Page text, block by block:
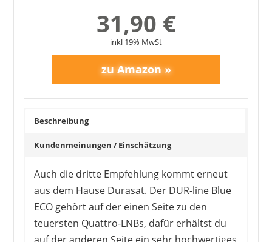
31,90 €
inkl 19% MwSt
Beschreibung
Kundenmeinungen / Einschätzung
Auch die dritte Empfehlung kommt erneut
aus dem Hause Durasat. Der DUR-line Blue
ECO gehört auf der einen Seite zu den
teuersten Quattro-LNBs, dafür erhältst du